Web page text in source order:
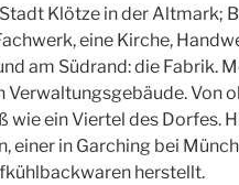
Klötze in der Altmark;
eine Kirche,
am Südrand: die Fabrik.
Verwaltungsgebäude. Von
wie ein Viertel des Dorfes.
einer in Garching bei
herstellt.